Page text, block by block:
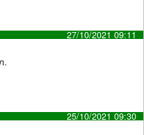
27/10/2021 09:11
25/10/2021 09:30